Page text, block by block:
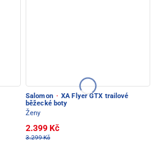
Salomon · XA Flyer GTX trailové
běžecké boty
Ženy
2.399 Kč
3.299 Kč